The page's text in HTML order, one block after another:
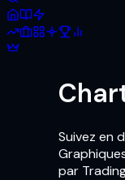
Suivez en
par